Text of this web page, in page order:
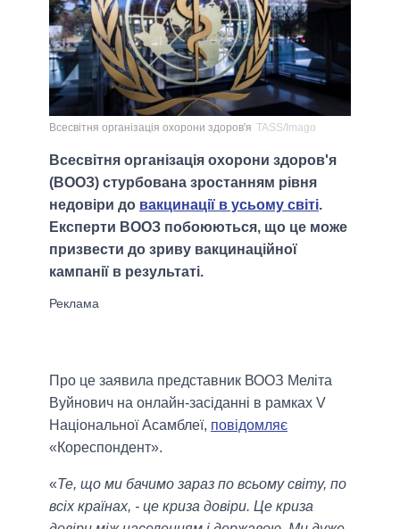
Всесвітня організація охорони здоров'я TASS/Imago
Всесвітня організація охорони здоров'я
(ВООЗ) стурбована зростанням рівня
недовіри до вакцинації в усьому світі.
Експерти ВООЗ побоюються, що це може
призвести до зриву вакцинаційної
кампанії в результаті.
Про це заявила представник ВООЗ Меліта
Вуйнович на онлайн-засіданні в рамках V
Національної Асамблеї, повідомляє
«Кореспондент».
«Те, що ми бачимо зараз по всьому світу, по
всіх країнах, - це криза довіри. Це криза